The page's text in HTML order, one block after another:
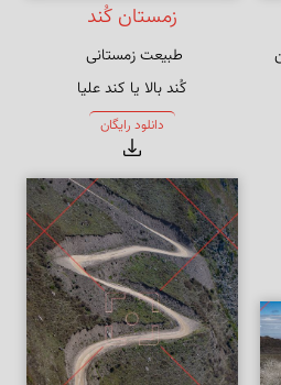
زمستان کُند
کُند بالا یا کند علیا
دانلود رایگان